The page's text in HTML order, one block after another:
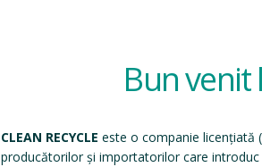
Bun venit
CLEAN RECYCLE este o companie licențiată (
producătorilor și importatorilor care